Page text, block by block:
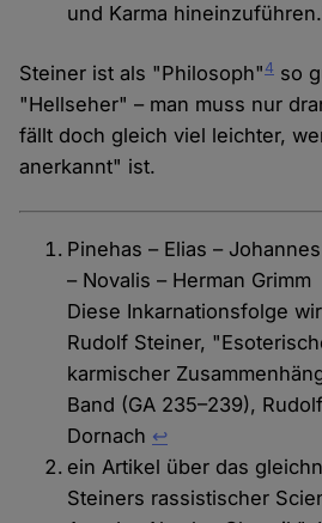
und Karma
Steiner ist als "Philosoph"4 so
"Hellseher" – man muss nur
fällt doch gleich viel leichter,
anerkannt" ist.
Pinehas – Elias –
– Novalis – Herman Grimm
Diese Inkarnationsfolge
Rudolf Steiner,
karmischer
Band (GA 235–239),
Dornach ↩
ein Artikel über das
Steiners rassistischer